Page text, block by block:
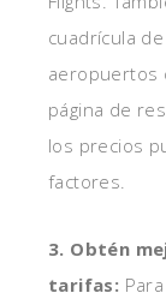
cuadrícula
aeropuertos
página de
los precios
factores.
3. Obtén
tarifas: